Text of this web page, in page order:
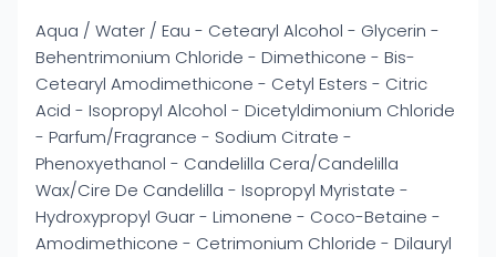
Aqua / Water / Eau - Cetearyl Alcohol - Glycerin -
Behentrimonium Chloride - Dimethicone - Bis-
Cetearyl Amodimethicone - Cetyl Esters - Citric
Acid - Isopropyl Alcohol - Dicetyldimonium Chloride
- Parfum/Fragrance - Sodium Citrate -
Phenoxyethanol - Candelilla Cera/Candelilla
Wax/Cire De Candelilla - Isopropyl Myristate -
Hydroxypropyl Guar - Limonene - Coco-Betaine -
Amodimethicone - Cetrimonium Chloride - Dilauryl